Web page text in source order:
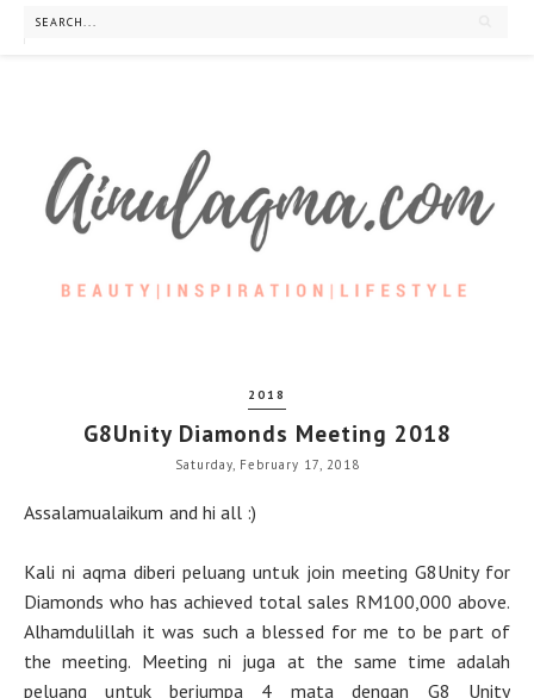
2018
G8Unity Diamonds Meeting 2018
Saturday, February 17, 2018
Assalamualaikum and hi all :)
Kali ni aqma diberi peluang untuk join meeting G8Unity for
Diamonds who has achieved total sales RM100,000 above.
Alhamdulillah it was such a blessed for me to be part of
the meeting. Meeting ni juga at the same time adalah
peluang untuk berjumpa 4 mata dengan G8 Unity